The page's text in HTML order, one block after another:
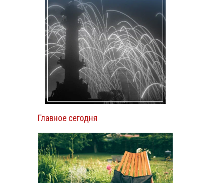
Главное сегодня